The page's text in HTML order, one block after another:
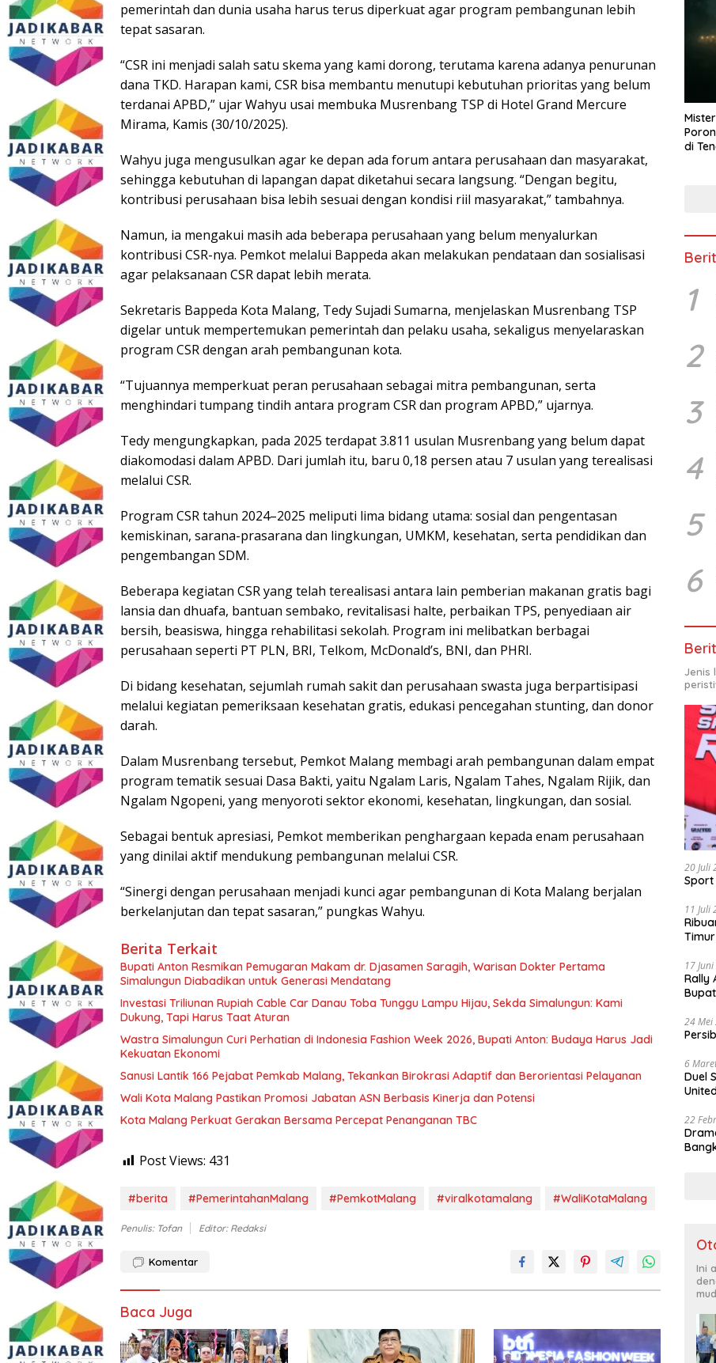
pemerintah dan dunia usaha harus terus diperkuat agar program pembangunan lebih
tepat sasaran.
“CSR ini menjadi salah satu skema yang kami dorong, terutama karena adanya penurunan
dana TKD. Harapan kami, CSR bisa membantu menutupi kebutuhan prioritas yang belum
terdanai APBD,” ujar Wahyu usai membuka Musrenbang TSP di Hotel Grand Mercure
Mirama, Kamis (30/10/2025).
Wahyu juga mengusulkan agar ke depan ada forum antara perusahaan dan masyarakat,
sehingga kebutuhan di lapangan dapat diketahui secara langsung. “Dengan begitu,
kontribusi perusahaan bisa lebih sesuai dengan kondisi riil masyarakat,” tambahnya.
Namun, ia mengakui masih ada beberapa perusahaan yang belum menyalurkan
kontribusi CSR-nya. Pemkot melalui Bappeda akan melakukan pendataan dan sosialisasi
agar pelaksanaan CSR dapat lebih merata.
Sekretaris Bappeda Kota Malang, Tedy Sujadi Sumarna, menjelaskan Musrenbang TSP
digelar untuk mempertemukan pemerintah dan pelaku usaha, sekaligus menyelaraskan
program CSR dengan arah pembangunan kota.
“Tujuannya memperkuat peran perusahaan sebagai mitra pembangunan, serta
menghindari tumpang tindih antara program CSR dan program APBD,” ujarnya.
Tedy mengungkapkan, pada 2025 terdapat 3.811 usulan Musrenbang yang belum dapat
diakomodasi dalam APBD. Dari jumlah itu, baru 0,18 persen atau 7 usulan yang terealisasi
melalui CSR.
Program CSR tahun 2024–2025 meliputi lima bidang utama: sosial dan pengentasan
kemiskinan, sarana-prasarana dan lingkungan, UMKM, kesehatan, serta pendidikan dan
pengembangan SDM.
Beberapa kegiatan CSR yang telah terealisasi antara lain pemberian makanan gratis bagi
lansia dan dhuafa, bantuan sembako, revitalisasi halte, perbaikan TPS, penyediaan air
bersih, beasiswa, hingga rehabilitasi sekolah. Program ini melibatkan berbagai
perusahaan seperti PT PLN, BRI, Telkom, McDonald’s, BNI, dan PHRI.
Di bidang kesehatan, sejumlah rumah sakit dan perusahaan swasta juga berpartisipasi
melalui kegiatan pemeriksaan kesehatan gratis, edukasi pencegahan stunting, dan donor
darah.
Dalam Musrenbang tersebut, Pemkot Malang membagi arah pembangunan dalam empat
program tematik sesuai Dasa Bakti, yaitu Ngalam Laris, Ngalam Tahes, Ngalam Rijik, dan
Ngalam Ngopeni, yang menyoroti sektor ekonomi, kesehatan, lingkungan, dan sosial.
Sebagai bentuk apresiasi, Pemkot memberikan penghargaan kepada enam perusahaan
yang dinilai aktif mendukung pembangunan melalui CSR.
“Sinergi dengan perusahaan menjadi kunci agar pembangunan di Kota Malang berjalan
berkelanjutan dan tepat sasaran,” pungkas Wahyu.
Berita Terkait
Bupati Anton Resmikan Pemugaran Makam dr. Djasamen Saragih, Warisan Dokter Pertama
Simalungun Diabadikan untuk Generasi Mendatang
Investasi Triliunan Rupiah Cable Car Danau Toba Tunggu Lampu Hijau, Sekda Simalungun: Kami
Dukung, Tapi Harus Taat Aturan
Wastra Simalungun Curi Perhatian di Indonesia Fashion Week 2026, Bupati Anton: Budaya Harus Jadi
Kekuatan Ekonomi
Sanusi Lantik 166 Pejabat Pemkab Malang, Tekankan Birokrasi Adaptif dan Berorientasi Pelayanan
Wali Kota Malang Pastikan Promosi Jabatan ASN Berbasis Kinerja dan Potensi
Kota Malang Perkuat Gerakan Bersama Percepat Penanganan TBC
Post Views: 431
#berita #PemerintahanMalang #PemkotMalang #viralkotamalang #WaliKotaMalang
Penulis: Tofan Editor: Redaksi
Komentar
Baca Juga
di
1
2
3
4
5
6
Jenis
20 Juli
Sport
11 Juli
17
Rally
24 Mei
6
Duel
22
Ini